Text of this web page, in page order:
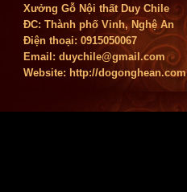
Xưởng Gỗ Nội thất Duy Chile
ĐC: Thành phố Vinh, Nghệ An
Điện thoại: 0915050067
Email: duychile@gmail.com
Website: http://dogonghean.com